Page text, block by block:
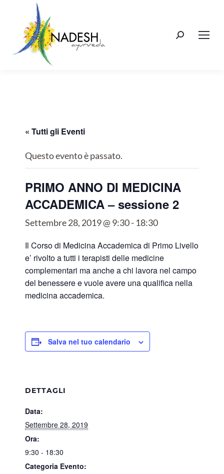
Cerca:
« Tutti gli Eventi
Questo evento è passato.
PRIMO ANNO DI MEDICINA
ACCADEMICA – sessione 2
Settembre 28, 2019 @ 9:30- 18:30
Il Corso di Medicina Accademica di Primo Livello
e’ rivolto a tutti i terapisti delle medicine
complementari ma anche a chi lavora nel campo
del benessere e vuole avere una qualifica nella
medicina accademica.
Salva nel tuo calendario
DETTAGLI
Data:
Settembre 28, 2019
Ora:
9:30 - 18:30
Categoria Evento: